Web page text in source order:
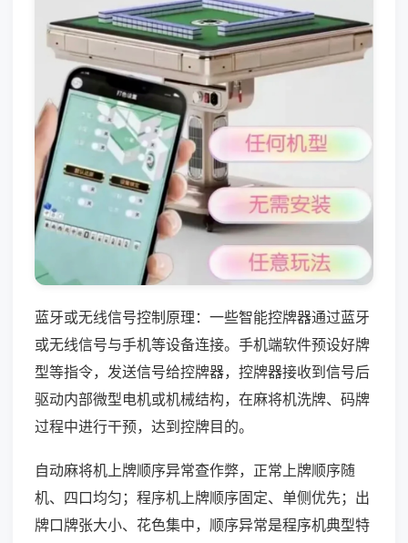
蓝牙或无线信号控制原理：一些智能控牌器通过蓝牙
或无线信号与手机等设备连接。手机端软件预设好牌
型等指令，发送信号给控牌器，控牌器接收到信号后
驱动内部微型电机或机械结构，在麻将机洗牌、码牌
过程中进行干预，达到控牌目的。
自动麻将机上牌顺序异常查作弊，正常上牌顺序随
机、四口均匀；程序机上牌顺序固定、单侧优先；出
牌口牌张大小、花色集中，顺序异常是程序机典型特